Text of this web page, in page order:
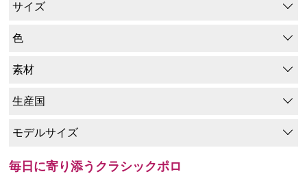
サイズ
色
素材
生産国
モデルサイズ
毎日に寄り添うクラシックポロ